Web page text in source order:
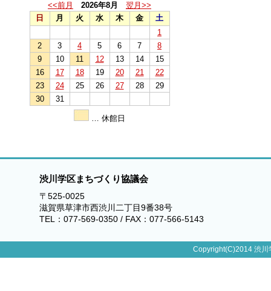
<<前月 2026年8月
翌月>>
日
月 火 水 木 金
土
1
2
3 4 5 6 7
8
9
10 11 12 13 14
15
16
17 18 19 20 21
22
23
24 25 26 27 28
29
30
31
… 休館日
渋川学区まちづくり協議会
〒525-0025
滋賀県草津市西渋川二丁目9番38号
TEL：077-569-0350 / FAX：077-566-5143
Copyright(C)2014 渋川